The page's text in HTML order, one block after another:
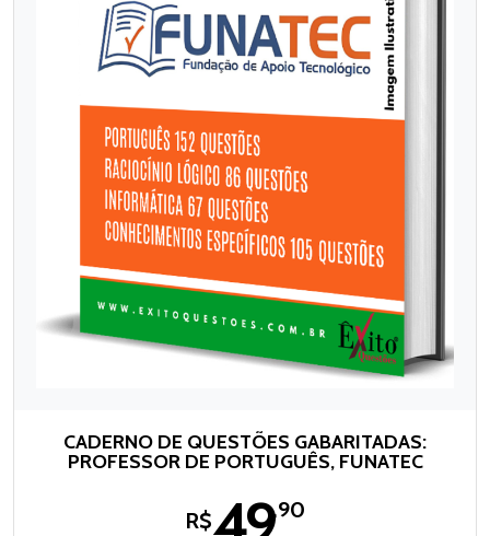
CADERNO DE QUESTÕES GABARITADAS:
PROFESSOR DE PORTUGUÊS, FUNATEC
R$ ,90